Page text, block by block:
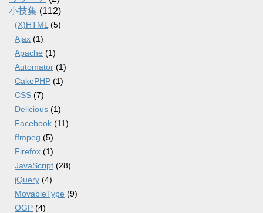
小技集 (112)
(X)HTML (5)
Ajax (1)
Apache (1)
Automator (1)
CakePHP (1)
CSS (7)
Delicious (1)
Facebook (11)
ffmpeg (5)
Firefox (1)
JavaScript (28)
jQuery (4)
MovableType (9)
OGP (4)